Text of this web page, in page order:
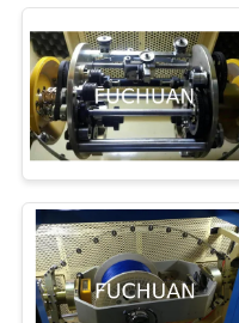
VIDÉOS
LE
SPECTACLE
VR
la
de fil